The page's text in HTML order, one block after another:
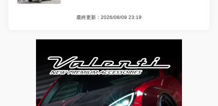
最終更新：2026/08/09 23:19